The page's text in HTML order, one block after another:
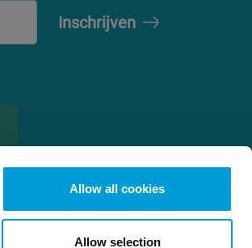
Allow all cookies
Allow selection